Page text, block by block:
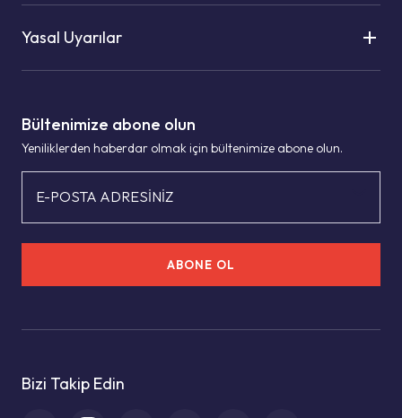
Bültenimize abone olun
Yeniliklerden haberdar olmak için bültenimize abone olun.
E-POSTA ADRESİNİZ
ABONE OL
Bizi Takip Edin
Yasal Uyarılar